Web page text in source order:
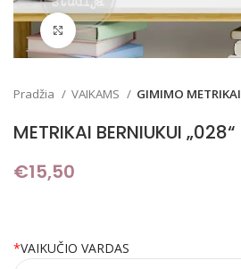
Padidinti
Pradžia VAIKAMS GIMIMO METRIKAI
METRIKAI BERNIUKUI „028“
€15,50
*VAIKUČIO VARDAS